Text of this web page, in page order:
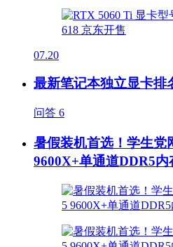
07.20
最新笔记本独立显卡排
问答 6
暑假装机首选！学生党
9600X+单通道DDR5内